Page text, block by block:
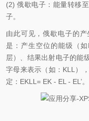
(2) 俄歇电子：能量转移
子。
由此可见，俄歇电子的
是：产生空位的能级（
层）、结果出射电子的能
字母来表示（如：KLL）
定：EKLL= EK - EL - EL’。